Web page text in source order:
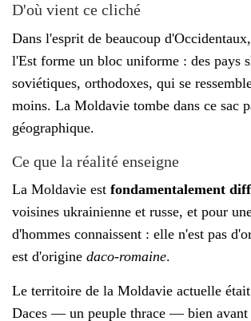
D'où vient ce cliché
Dans l'esprit de beaucoup
l'Est forme un bloc uniforme : des pays
soviétiques, orthodoxes, qui se
moins. La Moldavie tombe dans ce sac
géographique.
Ce que la réalité enseigne
La Moldavie est fondamentalement
voisines ukrainienne et russe, et pour
d'hommes connaissent : elle n'est pas
est d'origine daco-romaine.
Le territoire de la Moldavie actuelle
Daces — un peuple thrace — bien avant